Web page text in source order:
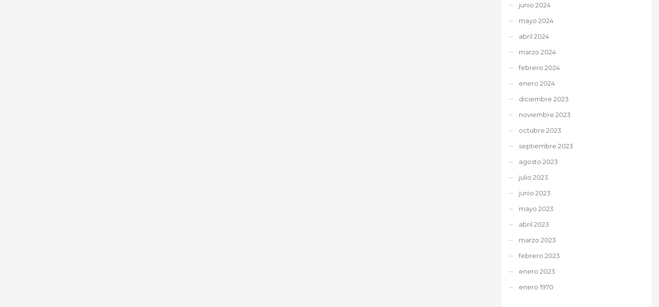
junio 2024
mayo 2024
abril 2024
marzo 2024
febrero 2024
enero 2024
diciembre 2023
noviembre 2023
octubre 2023
septiembre 2023
agosto 2023
julio 2023
junio 2023
mayo 2023
abril 2023
marzo 2023
febrero 2023
enero 2023
enero 1970